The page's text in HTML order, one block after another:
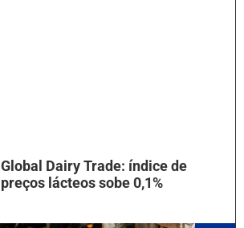
Global Dairy Trade: índice de
preços lácteos sobe 0,1%